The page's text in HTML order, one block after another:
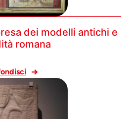
dei modelli antichi e
romana